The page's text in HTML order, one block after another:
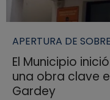
APERTURA DE
El Municipio
una obra clave
Gardey